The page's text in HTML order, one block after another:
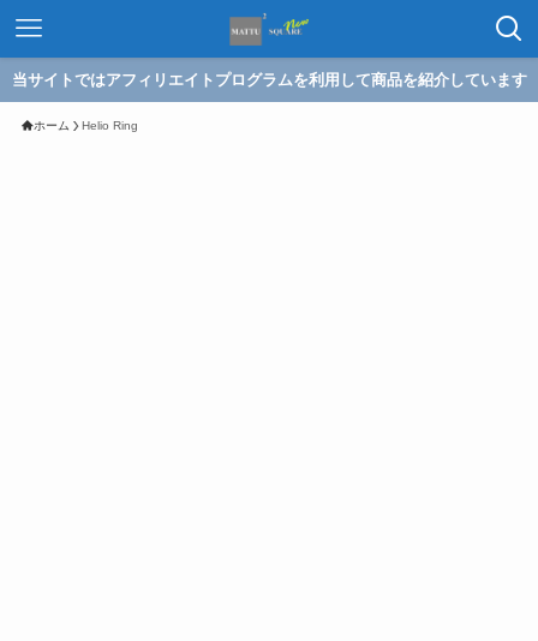
当サイトではアフィリエイトプログラムを利用して商品を紹介しています
ホーム Helio Ring